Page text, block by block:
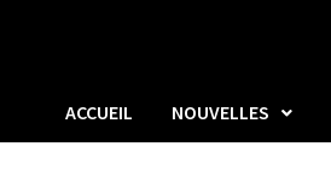
ACCUEIL NOUVELLES